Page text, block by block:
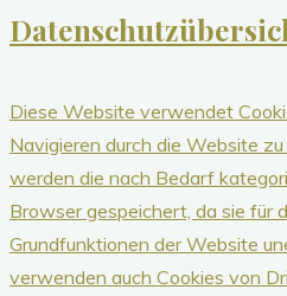
Diese Website verwendet
Navigieren durch die Website zu
werden die nach Bedarf
Browser gespeichert, da sie für
Grundfunktionen der Website
verwenden auch Cookies von